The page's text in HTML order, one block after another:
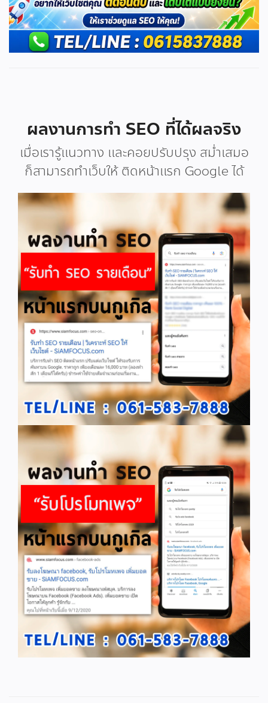
ผลงานการทำ SEO ที่ได้ผลจริง
เมื่อเรารู้แนวทาง และคอยปรับปรุง สม่ำเสมอ
ก็สามารถทำเว็บให้ ติดหน้าแรก Google ได้